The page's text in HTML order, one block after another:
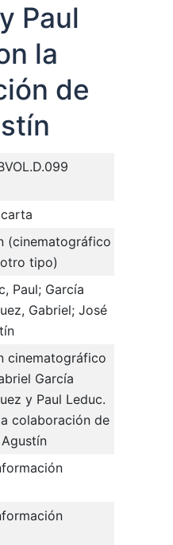
Paul
la
de
(cinematográfico
tipo)
Paul; García
Gabriel; José
cinematográfico
García
y Paul Leduc.
colaboración de